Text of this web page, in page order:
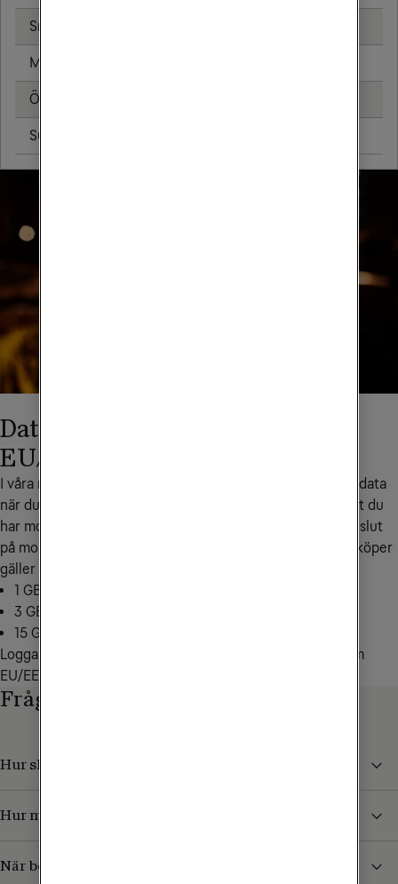
Sms
Mms
Öppningsavgift
Surfa utan surfpaket
Datapaket till Europa inom
EU/EES
I våra mobilabonnemang ingår hela eller en viss del mobildata
när du reser till ett annat EU/EES-land. Det förutsätter att du
har mobildata kvar den månad som du reser. Skulle du ha slut
på mobildata kan du köpa extra data. Den extra datan du köper
gäller både i Sverige och inom EU/EES.
1 GB för 99 kr: skicka EUGB1 till
3 GB för 209 kr: skicka EUGB3 till
15 GB för 399 kr: skicka EUGB15 till
Logga in i
för att se hur mycket mobildata inom
EU/EES som ingår i ditt abonnemang.
Frågor och svar
Hur skyddar jag mig från höga kostnader i utlandet?
Hur mycket kan jag surfa utomlands?
När börjar jag betala för surf och samtal i utlandet?